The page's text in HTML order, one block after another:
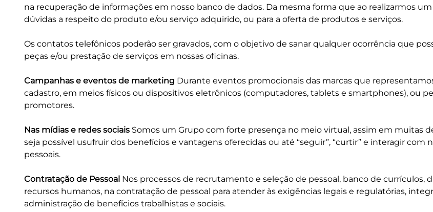
na recuperação de informações em nosso banco de dados. Da mesma forma que ao realizarmos
dúvidas a respeito do produto e/ou serviço adquirido, ou para a oferta de produtos e serviços.
Os contatos telefônicos poderão ser gravados, com o objetivo de sanar qualquer ocorrência que
peças e/ou prestação de serviços em nossas oficinas.
Campanhas e eventos de marketing Durante eventos promocionais das marcas que
cadastro, em meios físicos ou dispositivos eletrônicos (computadores, tablets e smartphones), ou
promotores.
Nas mídias e redes sociais Somos um Grupo com forte presença no meio virtual, assim em muitas
seja possível usufruir dos benefícios e vantagens oferecidas ou até “seguir”, “curtir” e interagir com
pessoais.
Contratação de Pessoal Nos processos de recrutamento e seleção de pessoal, banco de currículos,
recursos humanos, na contratação de pessoal para atender às exigências legais e regulatórias,
administração de benefícios trabalhistas e sociais.